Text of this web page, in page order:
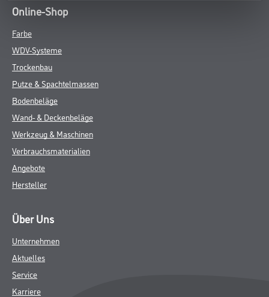
Online-Shop
Farbe
WDV-Systeme
Trockenbau
Putze & Spachtelmassen
Bodenbeläge
Wand- & Deckenbeläge
Werkzeug & Maschinen
Verbrauchsmaterialien
Angebote
Hersteller
Über Uns
Unternehmen
Aktuelles
Service
Karriere